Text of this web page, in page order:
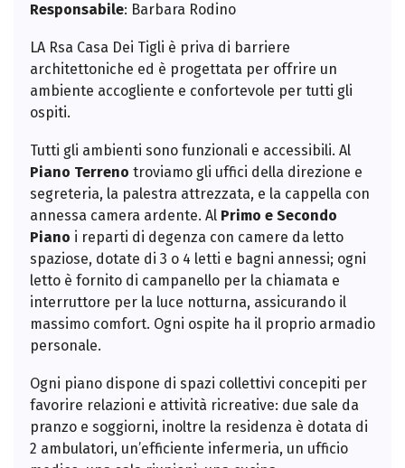
Responsabile: Barbara Rodino
LA Rsa Casa Dei Tigli è priva di barriere
architettoniche ed è progettata per offrire un
ambiente accogliente e confortevole per tutti gli
ospiti.
Tutti gli ambienti sono funzionali e accessibili. Al
Piano Terreno troviamo gli uffici della direzione e
segreteria, la palestra attrezzata, e la cappella con
annessa camera ardente. Al Primo e Secondo
Piano i reparti di degenza con camere da letto
spaziose, dotate di 3 o 4 letti e bagni annessi; ogni
letto è fornito di campanello per la chiamata e
interruttore per la luce notturna, assicurando il
massimo comfort. Ogni ospite ha il proprio armadio
personale.
Ogni piano dispone di spazi collettivi concepiti per
favorire relazioni e attività ricreative: due sale da
pranzo e soggiorni, inoltre la residenza è dotata di
2 ambulatori, un’efficiente infermeria, un ufficio